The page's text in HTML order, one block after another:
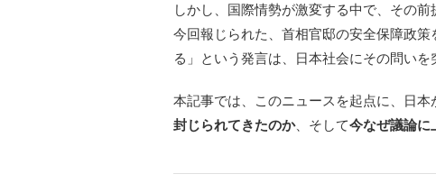
しかし、国際情勢が激変する中で、その前
今回報じられた、首相官邸の安全保障政
る」という発言は、日本社会にその問いを
本記事では、このニュースを起点に、日本
封じられてきたのか、そして今なぜ議論に